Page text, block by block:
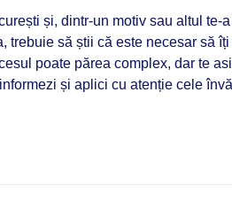
și, dintr-un motiv sau altul te-
trebuie să știi că este necesar să
poate părea complex, dar te
și aplici cu atenție cele